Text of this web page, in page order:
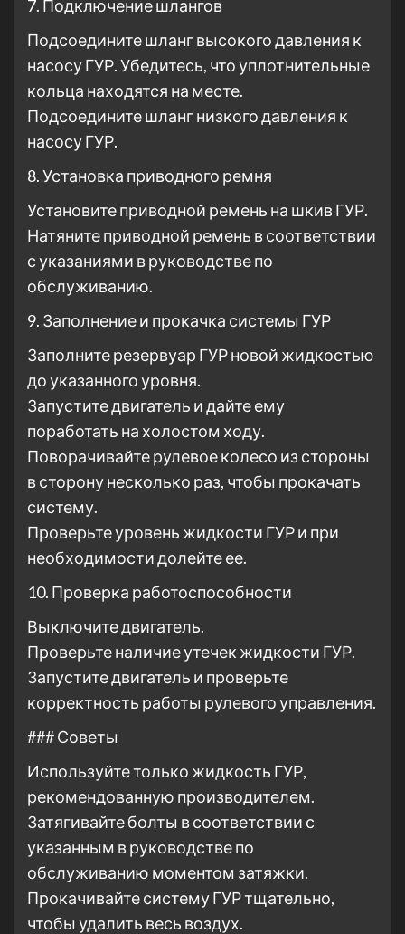
7. Подключение шлангов
Подсоедините шланг высокого давления к
насосу ГУР. Убедитесь, что уплотнительные
кольца находятся на месте.
Подсоедините шланг низкого давления к
насосу ГУР.
8. Установка приводного ремня
Установите приводной ремень на шкив ГУР.
Натяните приводной ремень в соответствии
с указаниями в руководстве по
обслуживанию.
9. Заполнение и прокачка системы ГУР
Заполните резервуар ГУР новой жидкостью
до указанного уровня.
Запустите двигатель и дайте ему
поработать на холостом ходу.
Поворачивайте рулевое колесо из стороны
в сторону несколько раз, чтобы прокачать
систему.
Проверьте уровень жидкости ГУР и при
необходимости долейте ее.
10. Проверка работоспособности
Выключите двигатель.
Проверьте наличие утечек жидкости ГУР.
Запустите двигатель и проверьте
корректность работы рулевого управления.
### Советы
Используйте только жидкость ГУР,
рекомендованную производителем.
Затягивайте болты в соответствии с
указанным в руководстве по
обслуживанию моментом затяжки.
Прокачивайте систему ГУР тщательно,
чтобы удалить весь воздух.